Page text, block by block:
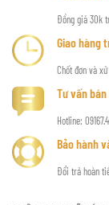
Đồng giá 30k
Giao hàng
Chốt đơn và
Tư vấn
Hotline:
Bảo hành
Đổi trả hoàn